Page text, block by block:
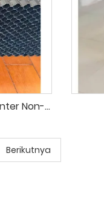
BAC CF1200 Isi Menara Pendingin Aliran Konter Non-Terpaku Tipe Baru
Berikutnya